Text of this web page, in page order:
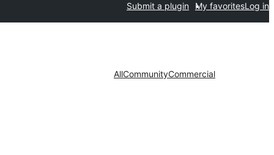
Submit a plugin My favoritesLog in
AllCommunityCommercial